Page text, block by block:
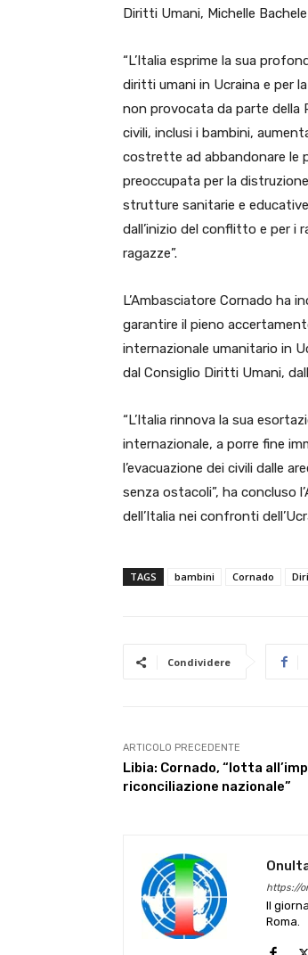
Diritti Umani, Michelle
“L’Italia esprime la sua
diritti umani in Ucraina e per
non provocata da parte della
civili, inclusi i bambini,
costrette ad abbandonare le
preoccupata per la
strutture sanitarie e
dall’inizio del conflitto e per i
ragazze”.
L’Ambasciatore Cornado ha
garantire il pieno
internazionale umanitario in
dal Consiglio Diritti Umani,
“L’Italia rinnova la sua
internazionale, a porre fine
l’evacuazione dei civili dalle
senza ostacoli”, ha concluso
dell’Italia nei confronti
TAGS bambini Cornado
Condividere
ARTICOLO PRECEDENTE
Libia: Cornado, “lotta
riconciliazione nazionale”
https://
Il
Roma.